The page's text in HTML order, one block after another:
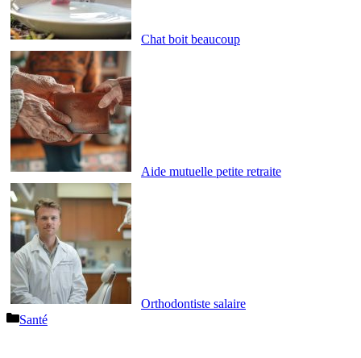
Chat boit beaucoup
Aide mutuelle petite retraite
Orthodontiste salaire
Catégories
Santé